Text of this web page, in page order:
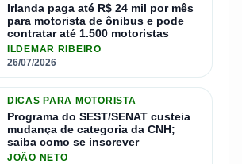
Irlanda paga até R$ 24 mil por mês
para motorista de ônibus e pode
contratar até 1.500 motoristas
ILDEMAR RIBEIRO
26/07/2026
DICAS PARA MOTORISTA
Programa do SEST/SENAT custeia
mudança de categoria da CNH;
saiba como se inscrever
JOÃO NETO